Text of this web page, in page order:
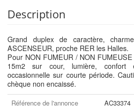
Description
Grand duplex de caractère,
ASCENSEUR, proche RER les Halles.
Pour NON FUMEUR / NON
15m2 sur cour, lumière, confort
occasionnelle sur courte période.
chèque non encaissé.
Référence de l'annonce
AC33374